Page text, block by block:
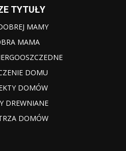
TYTUŁY
MAMY
MAMA
DOMU
DOMÓW
DREWNIANE
DOMÓW